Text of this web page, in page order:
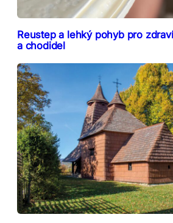
Reustep a lehký pohyb pro
a chodidel